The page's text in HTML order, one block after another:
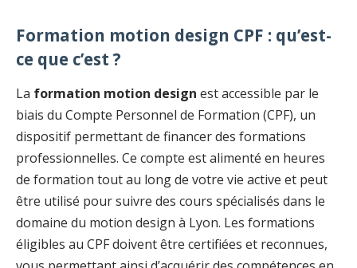
Formation motion design CPF : qu’est-
ce que c’est ?
La formation motion design est accessible par le
biais du Compte Personnel de Formation (CPF), un
dispositif permettant de financer des formations
professionnelles. Ce compte est alimenté en heures
de formation tout au long de votre vie active et peut
être utilisé pour suivre des cours spécialisés dans le
domaine du motion design à Lyon. Les formations
éligibles au CPF doivent être certifiées et reconnues,